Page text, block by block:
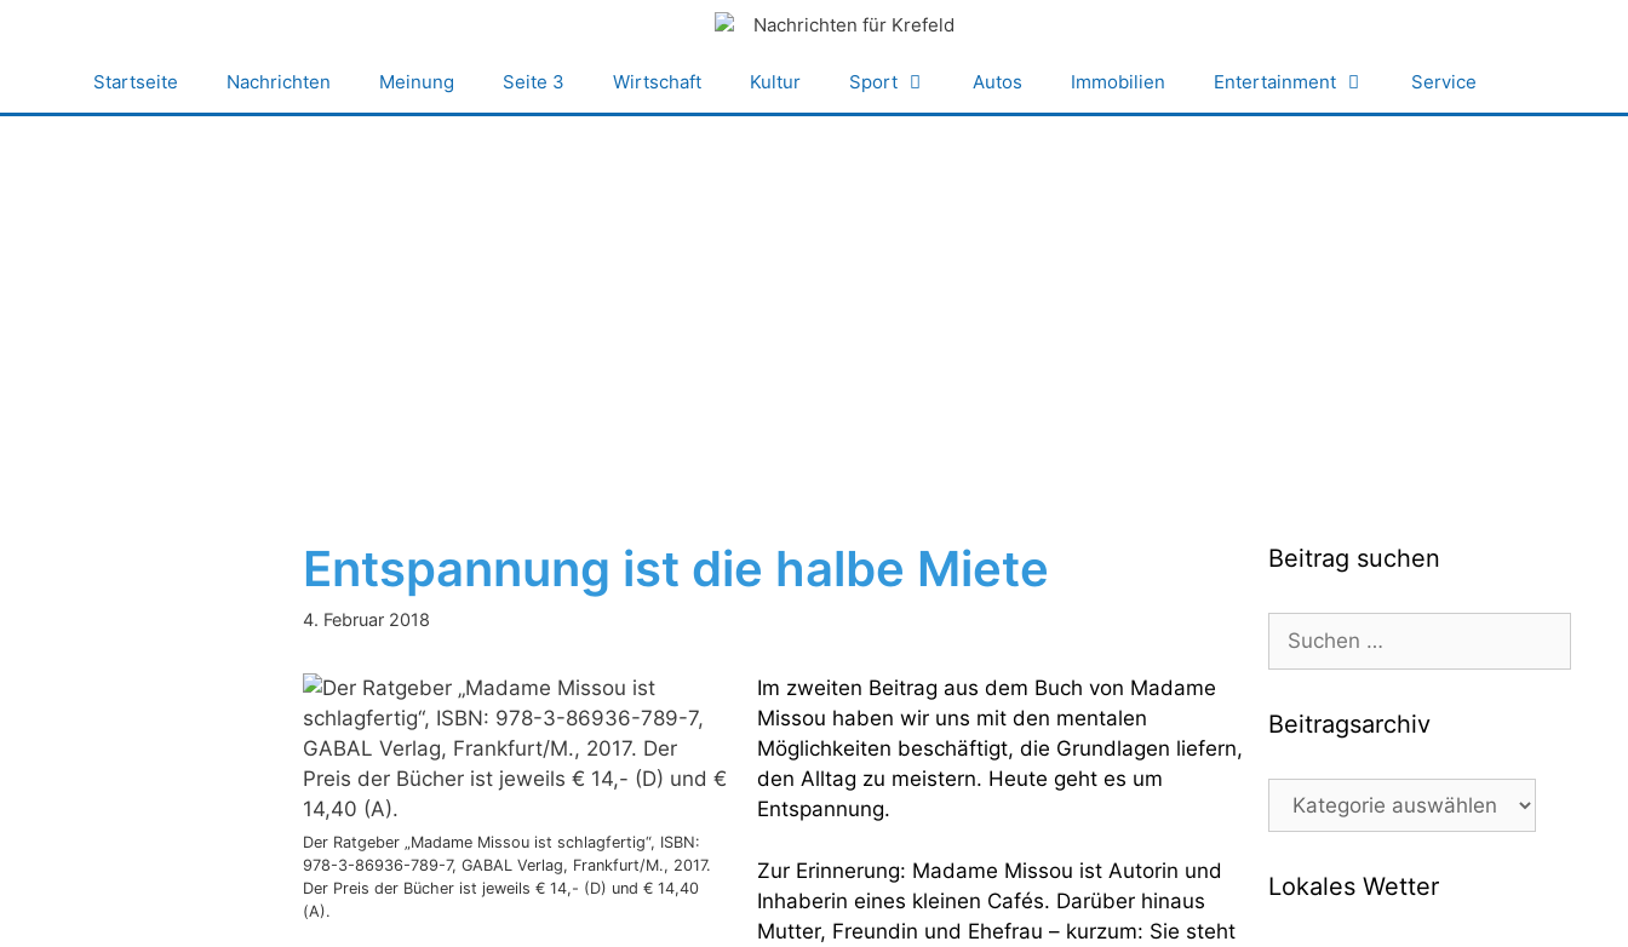
Startseite Nachrichten Meinung Seite 3 Wirtschaft Kultur Sport Autos Immobilien Entertainment Service
Entspannung ist die halbe Miete
4. Februar 2018
Der Ratgeber „Madame Missou ist schlagfertig“, ISBN:
978-3-86936-789-7, GABAL Verlag, Frankfurt/M., 2017.
Der Preis der Bücher ist jeweils € 14,- (D) und € 14,40
(A).
Im zweiten Beitrag aus dem Buch von Madame
Missou haben wir uns mit den mentalen
Möglichkeiten beschäftigt, die Grundlagen liefern,
den Alltag zu meistern. Heute geht es um
Entspannung.
Zur Erinnerung: Madame Missou ist Autorin und
Inhaberin eines kleinen Cafés. Darüber hinaus
Mutter, Freundin und Ehefrau – kurzum: Sie steht
Beitrag suchen
Suchen
nach:
Beitragsarchiv
Beitragsarchiv
Lokales Wetter